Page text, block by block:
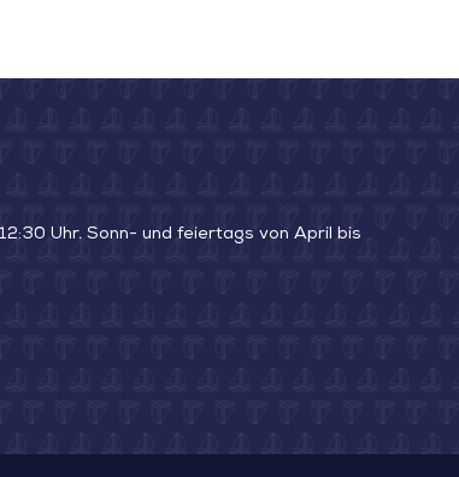
Uhr. Sonn- und feiertags von April bis